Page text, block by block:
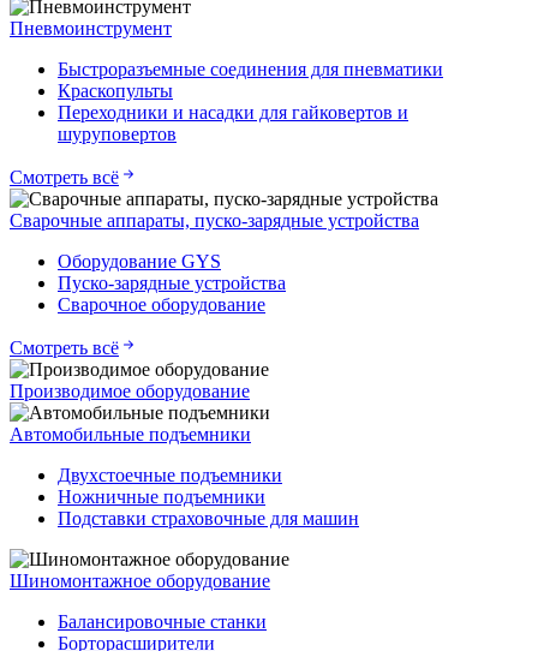
Пневмоинструмент
Быстроразъемные соединения для пневматики
Краскопульты
Переходники и насадки для гайковертов и
шуруповертов
Смотреть всё
Сварочные аппараты, пуско-зарядные устройства
Оборудование GYS
Пуско-зарядные устройства
Сварочное оборудование
Смотреть всё
Производимое оборудование
Автомобильные подъемники
Двухстоечные подъемники
Ножничные подъемники
Подставки страховочные для машин
Шиномонтажное оборудование
Балансировочные станки
Борторасширители